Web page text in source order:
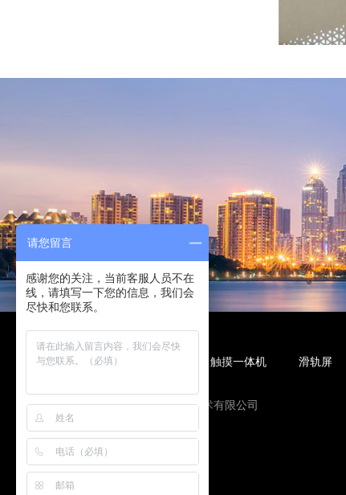
液晶广告机 触摸一体机 滑轨屏
友情链接 陕西未来蓝讯信息技术有限公司
请您留言
感谢您的关注，当前客服人员不在
线，请填写一下您的信息，我们会
尽快和您联系。